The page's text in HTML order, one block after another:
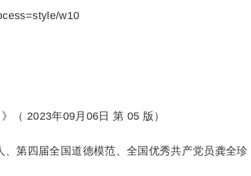
》（ 2023年09月06日 第 05 版）
第四届全国道德模范、全国优秀共产党员龚全珍